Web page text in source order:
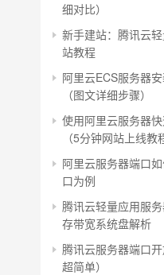
细对比）
新手建站：腾讯云
站教程
阿里云ECS服务器
（图文详细步骤）
使用阿里云服务器
（5分钟网站上线教
阿里云服务器端口
口为例
腾讯云轻量应用服
存带宽系统盘解析
腾讯云服务器端口
超简单）